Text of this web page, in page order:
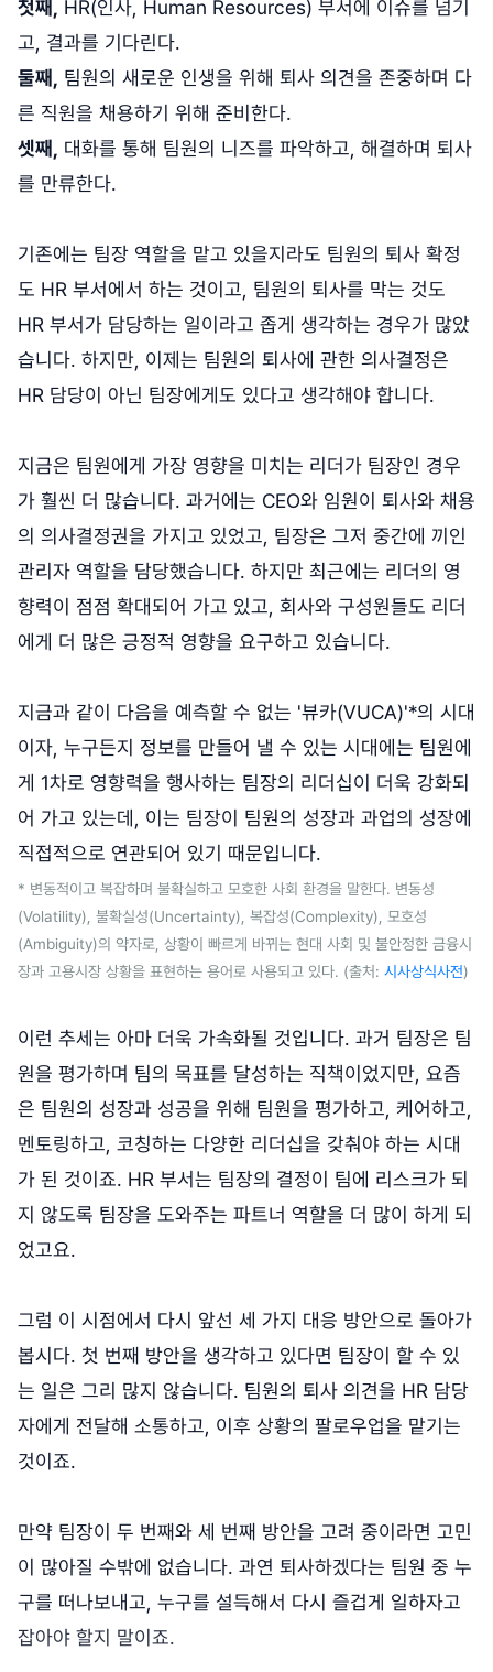
첫째, HR(인사, Human Resources) 부서에 이슈를 넘기
고, 결과를 기다린다.
둘째, 팀원의 새로운 인생을 위해 퇴사 의견을 존중하며 다
른 직원을 채용하기 위해 준비한다.
셋째, 대화를 통해 팀원의 니즈를 파악하고, 해결하며 퇴사
를 만류한다.
기존에는 팀장 역할을 맡고 있을지라도 팀원의 퇴사 확정
도 HR 부서에서 하는 것이고, 팀원의 퇴사를 막는 것도
HR 부서가 담당하는 일이라고 좁게 생각하는 경우가 많았
습니다. 하지만, 이제는 팀원의 퇴사에 관한 의사결정은
HR 담당이 아닌 팀장에게도 있다고 생각해야 합니다.
지금은 팀원에게 가장 영향을 미치는 리더가 팀장인 경우
가 훨씬 더 많습니다. 과거에는 CEO와 임원이 퇴사와 채용
의 의사결정권을 가지고 있었고, 팀장은 그저 중간에 끼인
관리자 역할을 담당했습니다. 하지만 최근에는 리더의 영
향력이 점점 확대되어 가고 있고, 회사와 구성원들도 리더
에게 더 많은 긍정적 영향을 요구하고 있습니다.
지금과 같이 다음을 예측할 수 없는 '뷰카(VUCA)'*의 시대
이자, 누구든지 정보를 만들어 낼 수 있는 시대에는 팀원에
게 1차로 영향력을 행사하는 팀장의 리더십이 더욱 강화되
어 가고 있는데, 이는 팀장이 팀원의 성장과 과업의 성장에
직접적으로 연관되어 있기 때문입니다.
* 변동적이고 복잡하며 불확실하고 모호한 사회 환경을 말한다. 변동성
(Volatility), 불확실성(Uncertainty), 복잡성(Complexity), 모호성
(Ambiguity)의 약자로, 상황이 빠르게 바뀌는 현대 사회 및 불안정한 금융시
장과 고용시장 상황을 표현하는 용어로 사용되고 있다. (출처: 시사상식사전)
이런 추세는 아마 더욱 가속화될 것입니다. 과거 팀장은 팀
원을 평가하며 팀의 목표를 달성하는 직책이었지만, 요즘
은 팀원의 성장과 성공을 위해 팀원을 평가하고, 케어하고,
멘토링하고, 코칭하는 다양한 리더십을 갖춰야 하는 시대
가 된 것이죠. HR 부서는 팀장의 결정이 팀에 리스크가 되
지 않도록 팀장을 도와주는 파트너 역할을 더 많이 하게 되
었고요.
그럼 이 시점에서 다시 앞선 세 가지 대응 방안으로 돌아가
봅시다. 첫 번째 방안을 생각하고 있다면 팀장이 할 수 있
는 일은 그리 많지 않습니다. 팀원의 퇴사 의견을 HR 담당
자에게 전달해 소통하고, 이후 상황의 팔로우업을 맡기는
것이죠.
만약 팀장이 두 번째와 세 번째 방안을 고려 중이라면 고민
이 많아질 수밖에 없습니다. 과연 퇴사하겠다는 팀원 중 누
구를 떠나보내고, 누구를 설득해서 다시 즐겁게 일하자고
잡아야 할지 말이죠.